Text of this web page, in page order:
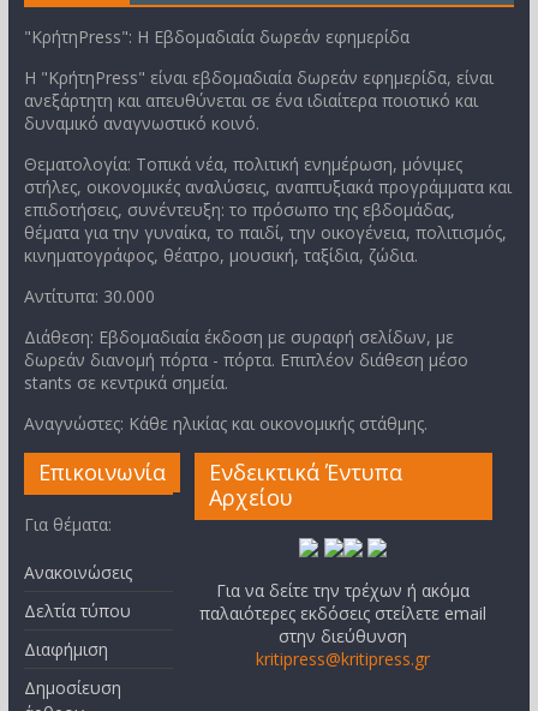
"ΚρήτηPress": Η Εβδομαδιαία δωρεάν εφημερίδα
Η "ΚρήτηPress" είναι εβδομαδιαία δωρεάν εφημερίδα, είναι
ανεξάρτητη και απευθύνεται σε ένα ιδιαίτερα ποιοτικό και
δυναμικό αναγνωστικό κοινό.
Θεματολογία: Τοπικά νέα, πολιτική ενημέρωση, μόνιμες
στήλες, οικονομικές αναλύσεις, αναπτυξιακά προγράμματα και
επιδοτήσεις, συνέντευξη: το πρόσωπο της εβδομάδας,
θέματα για την γυναίκα, το παιδί, την οικογένεια, πολιτισμός,
κινηματογράφος, θέατρο, μουσική, ταξίδια, ζώδια.
Αντίτυπα: 30.000
Διάθεση: Εβδομαδιαία έκδοση με συραφή σελίδων, με
δωρεάν διανομή πόρτα - πόρτα. Επιπλέον διάθεση μέσο
stants σε κεντρικά σημεία.
Αναγνώστες: Κάθε ηλικίας και οικονομικής στάθμης.
Επικοινωνία
Για θέματα:
Ανακοινώσεις
Δελτία τύπου
Διαφήμιση
Δημοσίευση
Ενδεικτικά Έντυπα
Αρχείου
Για να δείτε την τρέχων ή ακόμα
παλαιότερες εκδόσεις στείλετε email
στην διεύθυνση
kritipress@kritipress.gr